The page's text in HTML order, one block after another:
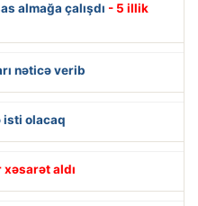
almağa çalışdı - 5 illik
nəticə verib
isti olacaq
xəsarət aldı